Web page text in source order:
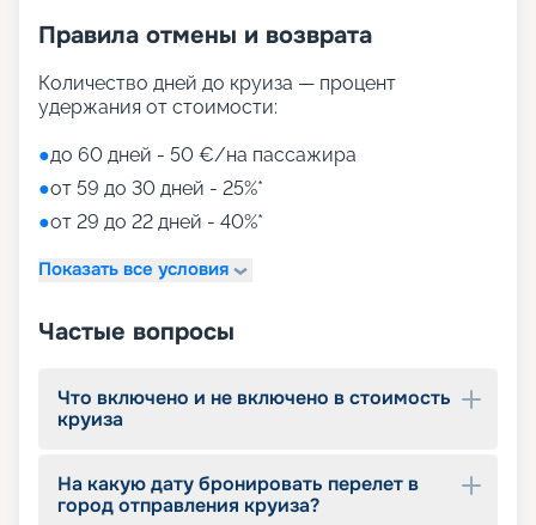
бассейнами, клубами, игровыми зонами)
для детей)
Aquapark (с открытыми игровыми
водными пушками, 3 водными горками с
эффектами виртуальной реальности)
мини-гольф и теннис
7 бассейнов
детский внутренний комплекс,
Правила отмены и возврата
Количество дней до круиза — процент
удержания от стоимости:
●до 60 дней - 50 €/на пассажира
●от 59 до 30 дней - 25%*
●от 29 до 22 дней - 40%*
Показать все условия
Частые вопросы
Что включено и не включено в стоимость
круиза
На какую дату бронировать перелет в
город отправления круиза?